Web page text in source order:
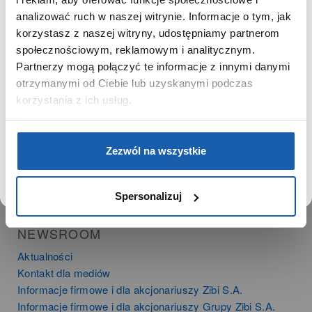
analizować ruch w naszej witrynie. Informacje o tym, jak
korzystasz z naszej witryny, udostępniamy partnerom
społecznościowym, reklamowym i analitycznym.
Partnerzy mogą połączyć te informacje z innymi danymi
otrzymanymi od Ciebie lub uzyskanymi podczas
korzystania z ich usług.
Zezwól na wszystkie
Spersonalizuj
PRODUKTY
Zegarki
Instrumenty muzyczne
Kalkulatory
SIECI SPRZEDAŻY
Salony muzyczne Riff
NEWSROOM
Aktualności
Kontakt dla mediów
Informacje firmowe i dla akcjonariuszy Zibi S.A.
Informacje firmowe i dla akcjonariuszy Grupy Zibi S.A.
SZANOWNA UŻYTKOWNICZKO
Używamy plików cookie w celach analitycznych,
statystycznych i marketingowych, w tym aby analizować
ruch w tej witrynie, optymalizować jej działanie oraz
zapamiętywać Twoje preferencje.